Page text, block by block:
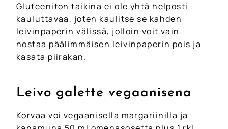
Gluteeniton taikina ei ole yhtä helposti
kauluttavaa, joten kaulitse se kahden
leivinpaperin välissä, jolloin voit vain
nostaa päälimmäisen leivinpaperin pois ja
kasata piirakan.
Leivo galette vegaanisena
Korvaa voi vegaanisella margariinilla ja